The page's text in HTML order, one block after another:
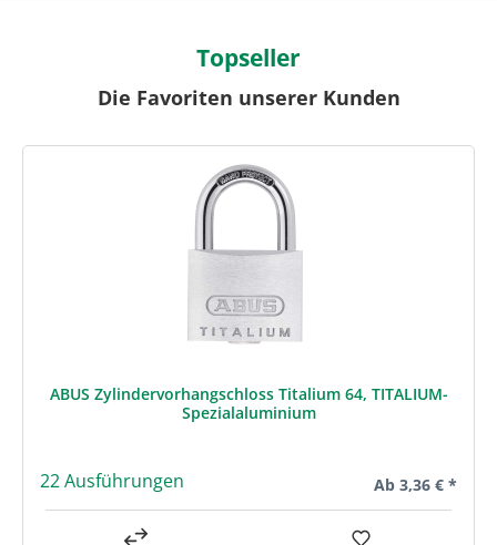
Topseller
Die Favoriten unserer Kunden
ABUS Zylindervorhangschloss Titalium 64, TITALIUM-
Spezialaluminium
22 Ausführungen Regulärer Preis:
Ab 3,36 € *